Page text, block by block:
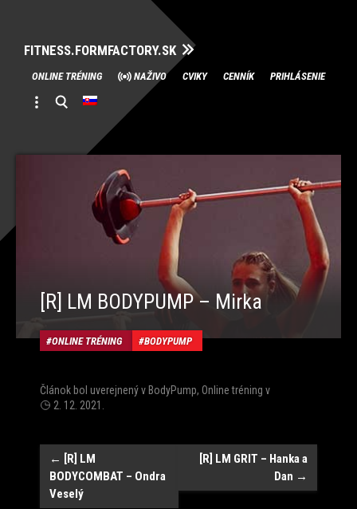
FITNESS.FORMFACTORY.SK
Skip
to
content
ONLINE TRÉNING NAŽIVO CVIKY CENNÍK PRIHLÁSENIE
[R] LM BODYPUMP – Mirka
ONLINE TRÉNING BODYPUMP
Článok bol uverejnený vBodyPump, Online tréning v
2. 12. 2021
Post
navigation
← [R] LM
BODYCOMBAT – Ondra
Veselý
[R] LM GRIT – Hanka a
Dan →